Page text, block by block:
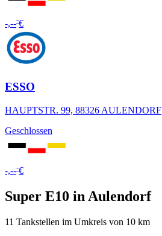
-,---€
ESSO
HAUPTSTR. 99, 88326 AULENDORF
Geschlossen
-,---€
Super E10 in Aulendorf
11 Tankstellen im Umkreis von 10 km